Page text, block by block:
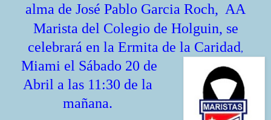
alma de José Pablo Garcia Roch, AA
Marista del Colegio de Holguin, se
celebrará en la Ermita de la Caridad,
Miami el Sábado 20 de
Abril a las 11:30 de la
mañana.